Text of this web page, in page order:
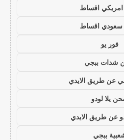
امريكي اقساط
سعودي اقساط
فور يو
شدات ببجي
عن طريق الايدي
يلا لودو
عن طريق الايدي
ببجي